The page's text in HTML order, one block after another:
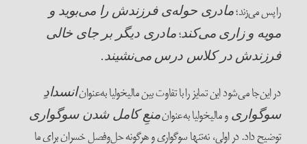
را پس می‌زند؛مادری حوله‌ی فرزندش را می‌بوید و
مویه و زاری می‌کند؛مادری دیگر بر جای خالی
فرزندش در کلاس درس می‌نشیند.
در این‌جا می‌شود این تمایز را با تفاوت بین مالیخولیا به‌عنوانانسدادِ
سوگواریو مالیخولیا به‌عنوانمنعِ کامل شدن سوگواری
توضیح داد. در اولی، نه‌تنها سوگواری و هرگونه حل‌وفصلِ خسران برای ما